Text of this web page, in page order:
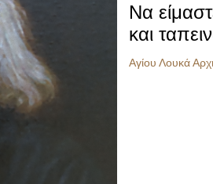
Να
και
Αγίου Λουκά